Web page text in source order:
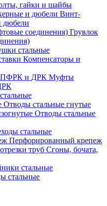
гайки и шайбы
Винт-
дюбели
Грувлок
стальные
Компенсаторы и
Муфты
Отводы стальные гнутые
Отводы стальные
стальные
Перфорированный крепеж
Сгоны, бочата,
стальные
стальные